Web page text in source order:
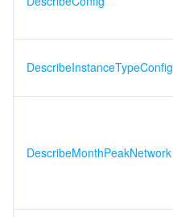
DescribeInstanceTypeConfig
DescribeMonthPeakNetwork